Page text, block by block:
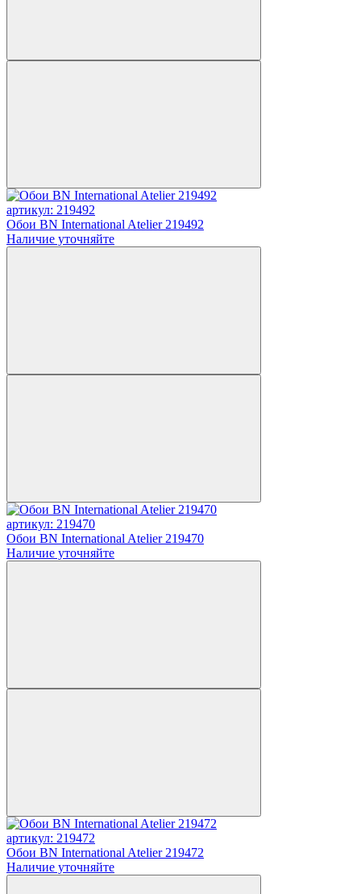
артикул: 219492
Обои BN International Atelier 219492
Наличие уточняйте
артикул: 219470
Обои BN International Atelier 219470
Наличие уточняйте
артикул: 219472
Обои BN International Atelier 219472
Наличие уточняйте